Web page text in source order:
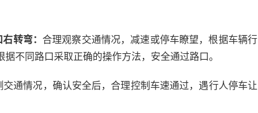
转弯： 合理观察交通情况，减速或停车瞭望，根据车辆行
不同路口采取正确的操作方法，安全通过路口。
交通情况，确认安全后，合理控制车速通过，遇行人停车让